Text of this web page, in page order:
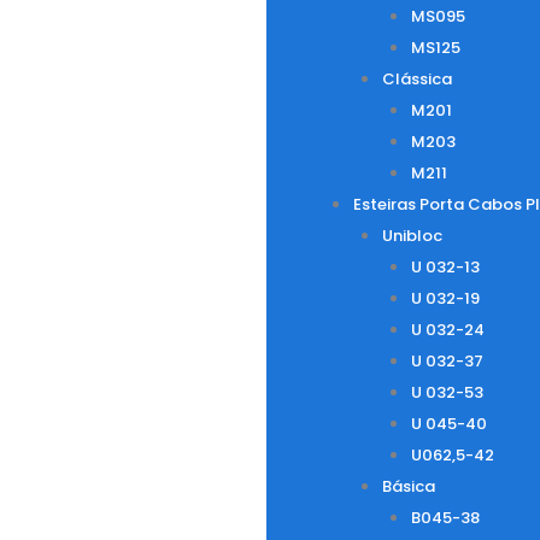
MS095
MS125
Clássica
M201
M203
M211
Esteiras Porta Cabos
Unibloc
U 032-13
U 032-19
U 032-24
U 032-37
U 032-53
U 045-40
U062,5-42
Básica
B045-38